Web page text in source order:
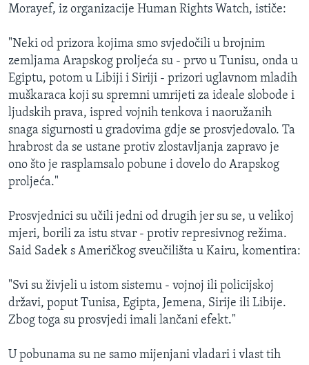
Morayef, iz organizacije Human Rights Watch, ističe:
"Neki od prizora kojima smo svjedočili u brojnim
zemljama Arapskog proljeća su - prvo u Tunisu, onda u
Egiptu, potom u Libiji i Siriji - prizori uglavnom mladih
muškaraca koji su spremni umrijeti za ideale slobode i
ljudskih prava, ispred vojnih tenkova i naoružanih
snaga sigurnosti u gradovima gdje se prosvjedovalo. Ta
hrabrost da se ustane protiv zlostavljanja zapravo je
ono što je rasplamsalo pobune i dovelo do Arapskog
proljeća."
Prosvjednici su učili jedni od drugih jer su se, u velikoj
mjeri, borili za istu stvar - protiv represivnog režima.
Said Sadek s Američkog sveučilišta u Kairu, komentira:
"Svi su živjeli u istom sistemu - vojnoj ili policijskoj
državi, poput Tunisa, Egipta, Jemena, Sirije ili Libije.
Zbog toga su prosvjedi imali lančani efekt."
U pobunama su ne samo mijenjani vladari i vlast tih